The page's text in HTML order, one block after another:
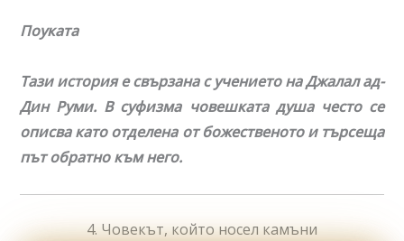
Поуката
Тази история е свързана с учението на Джалал ад-
Дин Руми. В суфизма човешката душа често се
описва като отделена от божественото и търсеща
път обратно към него.
4. Човекът, който носел камъни